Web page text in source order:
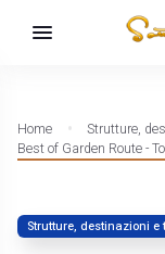
Home
Strutture,
Best of Garden Route -
Strutture, destinazioni e